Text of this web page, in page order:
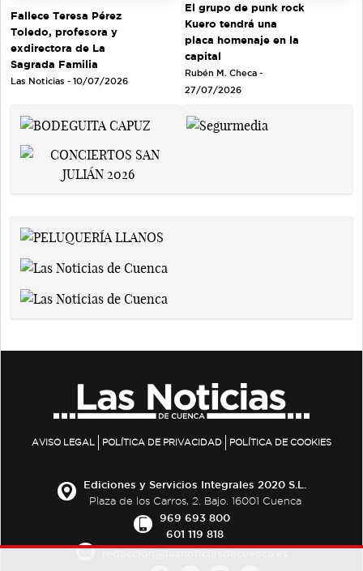
Fallece Teresa Pérez
Toledo, profesora y
exdirectora de La
Sagrada Familia
Las Noticias - 10/07/2026
El grupo de punk rock
Kuero tendrá una
placa homenaje en la
capital
Rubén M. Checa -
27/07/2026
AVISO LEGAL POLÍTICA DE PRIVACIDAD POLÍTICA DE COOKIES
Ediciones y Servicios Integrales 2020 S.L.
Plaza de los Carros, 2. Bajo. 16001 Cuenca
969 693 800
601 119 818